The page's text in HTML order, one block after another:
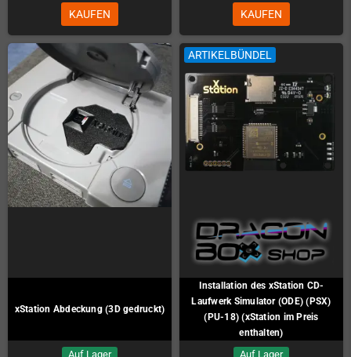
KAUFEN KAUFEN
xStation Abdeckung (3D gedruckt)
Auf Lager
ARTIKELBÜNDEL
Installation des xStation CD-
Laufwerk Simulator (ODE) (PSX)
(PU-18) (xStation im Preis
enthalten)
Auf Lager